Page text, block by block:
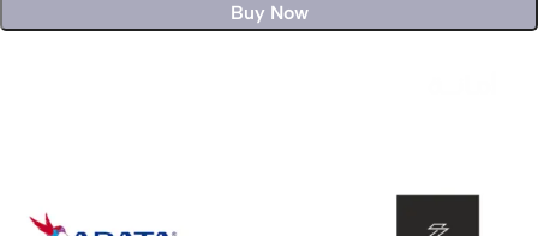
Buy Now